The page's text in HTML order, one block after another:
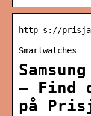
http s://
Smartwatches
– Find
på